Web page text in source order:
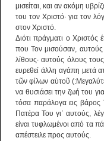
μισείται, και αν ακόμη
του τον Χριστό· για τον
στον Χριστό.
Διότι πράγματι ο
που Τον μισούσαν,
λίθους· αυτούς όλους
ευρεθεί άλλη αγάπη μετά
τῶν φίλων αὐτοῦ
να θυσιάσει την ζωή του
τόσα παράλογα εις βάρος
Πατέρα Του γι΄ αυτούς,
είναι τυφλωμένοι από τα
απέστειλε προς αυτούς.